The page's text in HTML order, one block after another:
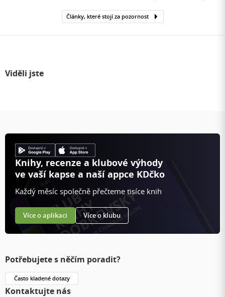
Články, které stojí za pozornost
Viděli jste
Knihy, recenze a klubové výhody
ve vaší kapse a naší appce KDčko
Každý měsíc společně přečteme tisíce knih
Více o aplikaci Více o klubu
Potřebujete s něčím poradit?
Často kladené dotazy
Kontaktujte nás